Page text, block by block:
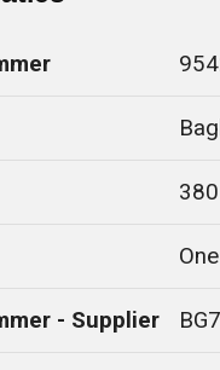
- Supplier